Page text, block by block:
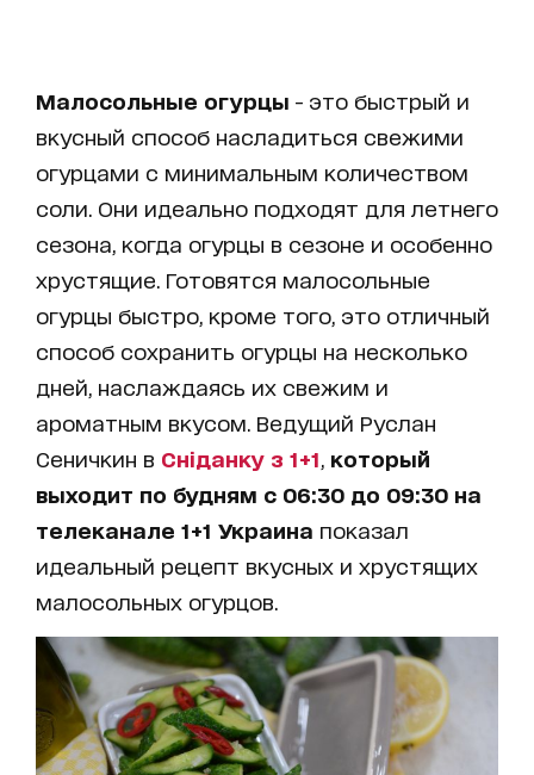
Малосольные огурцы - это быстрый и
вкусный способ насладиться свежими
огурцами с минимальным количеством
соли. Они идеально подходят для летнего
сезона, когда огурцы в сезоне и особенно
хрустящие. Готовятся малосольные
огурцы быстро, кроме того, это отличный
способ сохранить огурцы на несколько
дней, наслаждаясь их свежим и
ароматным вкусом. Ведущий Руслан
Сеничкин в Сніданку з 1+1 который
выходит по будням с 06:30 до 09:30 на
телеканале 1+1 Украина показал
идеальный рецепт вкусных и хрустящих
малосольных огурцов.